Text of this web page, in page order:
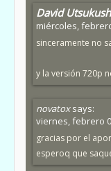
David
miércoles,
sinceramente no
y la versión 720p
novatoxsays:
viernes, febrero
gracias por el
esperoq que